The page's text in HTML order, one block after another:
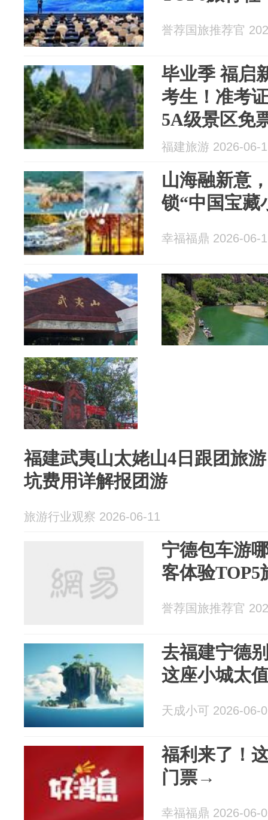
誉荐国旅推荐官
毕业季 福启
考生！准考
5A级景区免
福建旅游 2026-06-
山海融新意
锁“中国宝藏
幸福福鼎 2026-06-
福建武夷山太姥山4日跟团旅
坑费用详解报团游
旅游行业观察 2026-06-11
宁德包车游
客体验TOP5
誉荐国旅推荐官
去福建宁德
这座小城太
天成小可 2026-06-
福利来了！
门票→
幸福福鼎 2026-06-